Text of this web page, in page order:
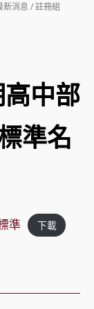
新消息 /註冊組
中部
準名
準 下載